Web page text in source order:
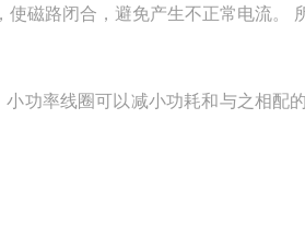
磁路闭合，避免产生不正常电流。
功率线圈可以减小功耗和与之相配